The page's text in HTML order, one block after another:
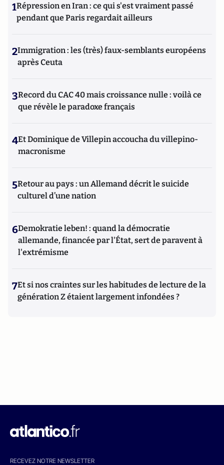
1Répression en Iran : ce qui s'est vraiment passé
pendant que Paris regardait ailleurs
2Immigration : les (très) faux-semblants européens
après Ceuta
3Record du CAC 40 mais croissance nulle : voilà ce
que révèle le paradoxe français
4Et Dominique de Villepin accoucha du villepino-
macronisme
5Retour au pays : un Allemand décrit le suicide
culturel d’une nation
6Demokratie leben! : quand la démocratie
allemande, financée par l'État, sert de paravent à
l'extrémisme
7Et si nos craintes sur les habitudes de lecture de la
génération Z étaient largement infondées ?
RECEVEZ NOTRE NEWSLETTER